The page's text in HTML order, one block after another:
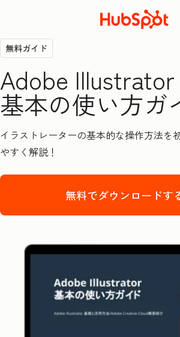
無料ガイド
Adobe Illustrator
基本の使い方ガ
イラストレーターの基本的な操作方法を
やすく解説！
無料でダウンロードす